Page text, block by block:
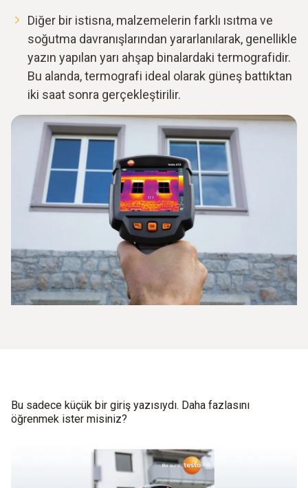
Diğer bir istisna, malzemelerin farklı ısıtma ve
soğutma davranışlarından yararlanılarak, genellikle
yazın yapılan yarı ahşap binalardaki termografidir.
Bu alanda, termografi ideal olarak güneş battıktan
iki saat sonra gerçekleştirilir.
Bu sadece küçük bir giriş yazısıydı. Daha fazlasını
öğrenmek ister misiniz?